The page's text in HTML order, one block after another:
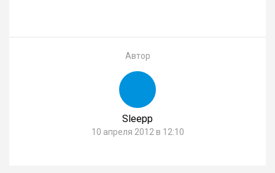
Автор
Sleepp
10 апреля 2012 в 12:10